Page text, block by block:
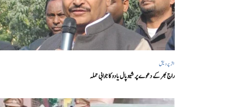
اتر پردیش
راج بھر کے دعوے پر شیوپال یادو کا جوابی حملہ